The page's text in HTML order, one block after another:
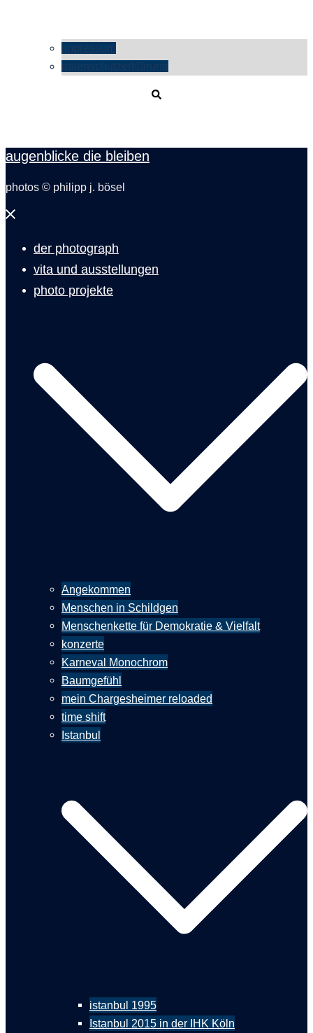
impressum
datenschutzerklärung
augenblicke die bleiben
photos © philipp j. bösel
Menü
der photograph
vita und ausstellungen
photo projekte
Angekommen
Menschen in Schildgen
Menschenkette für Demokratie & Vielfalt
konzerte
Karneval Monochrom
Baumgefühl
mein Chargesheimer reloaded
time shift
Istanbul
istanbul 1995
Istanbul 2015 in der IHK Köln